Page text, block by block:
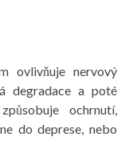
ovlivňuje nervový
degradace a poté
ochrnutí,
do deprese, nebo